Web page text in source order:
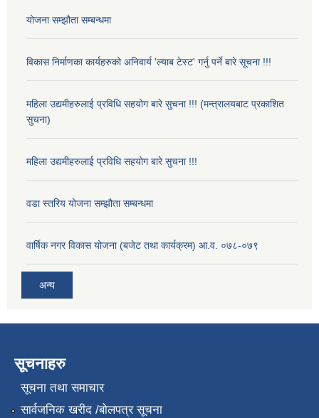
योजना सम्झौता सम्बन्धमा
विकास निर्माणका कार्यहरुको अनिवार्य 'ल्याब टेस्ट' गर्नु पर्ने बारे सूचना !!!
महिला उद्यमीहरुलाई प्रविधि सहयोग बारे सुचना !!! (मन्त्रालयबाट प्रकाशित
सुचना)
महिला उद्यमीहरुलाई प्रविधि सहयोग बारे सुचना !!!
वडा स्तरिय योजना सम्झौता सम्बन्धमा
वार्षिक नगर विकास योजना (बजेट तथा कार्यक्रम) आ.व. ०७८-०७९
अन्य
सूचनाहरु
सूचना तथा समाचार
सार्वजनिक खरीद /बोलपत्र सूचना